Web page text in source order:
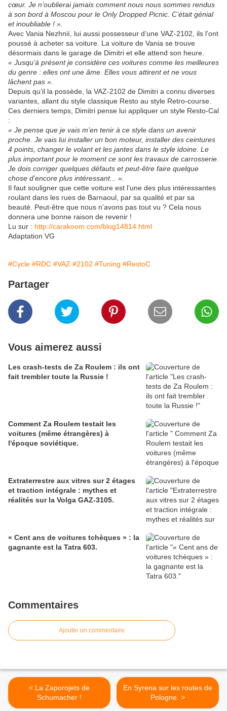
cœur. Je n’oublierai jamais comment nous nous sommes rendus
à son bord à Moscou pour le Only Dropped Picnic. C’était génial
et inoubliable ! ».
Avec Vania Nezhniï, lui aussi possesseur d’une VAZ-2102, ils l’ont
poussé à acheter sa voiture. La voiture de Vania se trouve
désormais dans le garage de Dimitri et elle attend son heure.
« Jusqu’à présent je considère ces voitures comme les meilleures
du genre : elles ont une âme. Elles vous attirent et ne vous
lâchent pas ».
Depuis qu’il la possède, la VAZ-2102 de Dimitri a connu diverses
variantes, allant du style classique Resto au style Retro-course.
Ces derniers temps, Dimitri pense lui appliquer un style Resto-Cal
:
« Je pense que je vais m’en tenir à ce style dans un avenir
proche. Je vais lui installer un bon moteur, installer des ceintures
4 points, changer le volant et les jantes dans le style idoine. Le
plus important pour le moment ce sont les travaux de carrosserie.
Je dois corriger quelques défauts et peut-être faire quelque
chose d’encore plus intéressant... ».
Il faut souligner que cette voiture est l’une des plus intéressantes
roulant dans les rues de Barnaoul, par sa qualité et par sa
beauté. Peut-être que nous n’avons pas tout vu ? Cela nous
donnera une bonne raison de revenir !
Lu sur : http://carakoom.com/blog14814.html
Adaptation VG
#Cycle #RDC #VAZ #2102 #Tuning #RestoC
Partager
Vous aimerez aussi
Les crash-tests de Za Roulem : ils ont
fait trembler toute la Russie !
Comment Za Roulem testait les
voitures (même étrangères) à
l'époque soviétique.
Extraterrestre aux vitres sur 2 étages
et traction intégrale : mythes et
réalités sur la Volga GAZ-3105.
« Cent ans de voitures tchèques » : la
gagnante est la Tatra 603.
Commentaires
Ajouter un commentaire
< La Zaporojets de
Schumacher !
En Syrena sur les routes de
Pologne. >